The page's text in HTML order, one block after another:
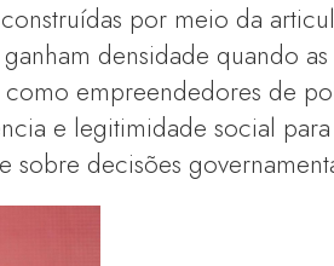
por meio da
densidade quando
como empreendedores de
e legitimidade social
decisões